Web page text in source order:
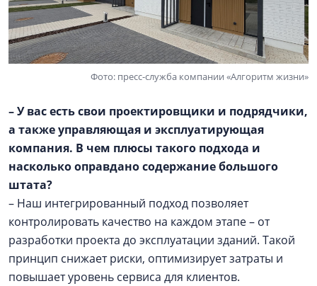
Фото: пресс-служба компании «Алгоритм жизни»
– У вас есть свои проектировщики и подрядчики,
а также управляющая и эксплуатирующая
компания. В чем плюсы такого подхода и
насколько оправдано содержание большого
штата?
– Наш интегрированный подход позволяет
контролировать качество на каждом этапе – от
разработки проекта до эксплуатации зданий. Такой
принцип снижает риски, оптимизирует затраты и
повышает уровень сервиса для клиентов.